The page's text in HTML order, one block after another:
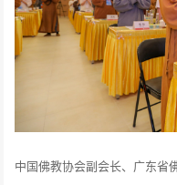
中国佛教协会副会长、广东省